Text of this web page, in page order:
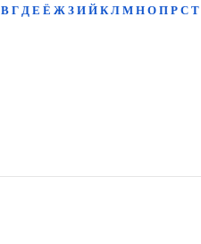
В Г Д Е Ё Ж З И Й К Л М Н О П Р С Т